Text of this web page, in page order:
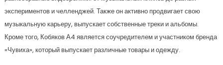
экспериментов и челленджей. Также он активно продвигает свою
музыкальную карьеру, выпускает собственные треки и альбомы.
Кроме того, Кобяков А4 является соучредителем и участником бренда
«Чувиха», который выпускает различные товары и одежду.